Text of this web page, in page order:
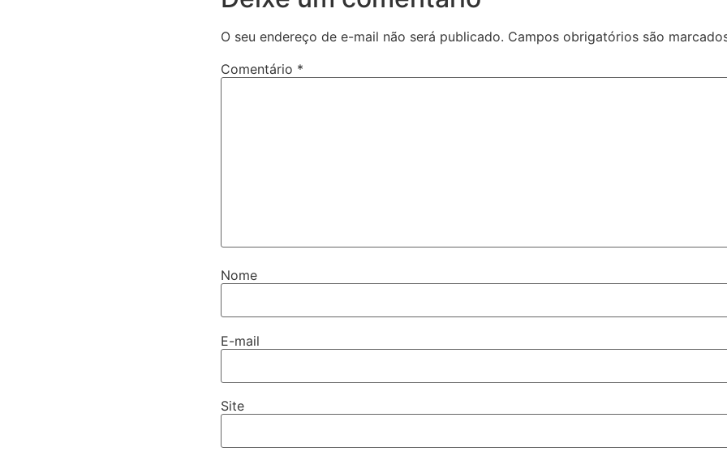
O seu endereço de e-mail não será publicado. Campos obrigatórios são
Comentário *
Nome
E-mail
Site